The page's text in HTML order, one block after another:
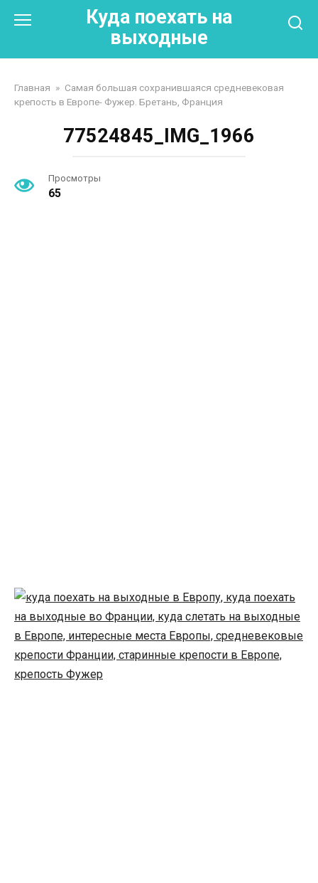
Куда поехать на
выходные
Главная » Самая большая сохранившаяся средневековая
крепость в Европе- Фужер. Бретань, Франция
77524845_IMG_1966
Просмотры
65